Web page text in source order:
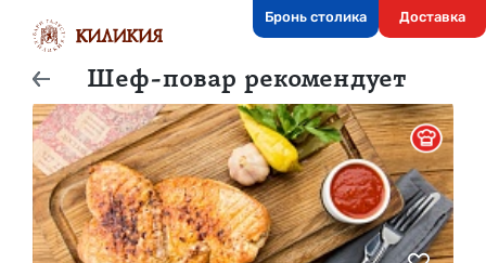
Шеф-повар рекомендует
Бронь столика Доставка